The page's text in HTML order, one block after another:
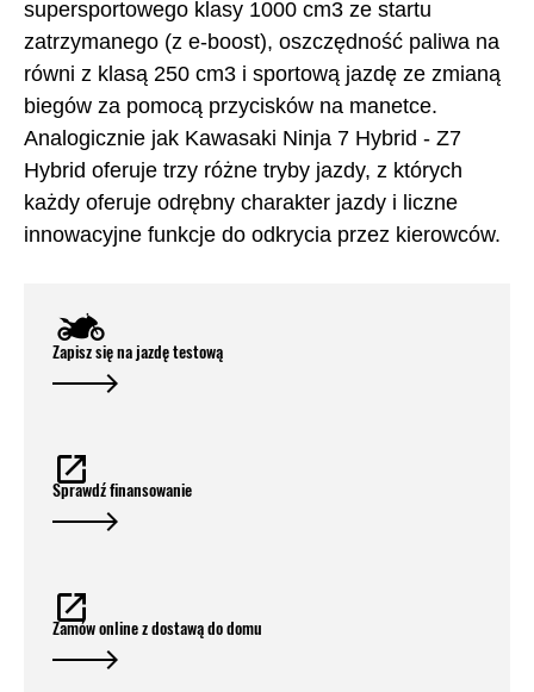
supersportowego klasy 1000 cm3 ze startu
zatrzymanego (z e-boost), oszczędność paliwa na
równi z klasą 250 cm3 i sportową jazdę ze zmianą
biegów za pomocą przycisków na manetce.
Analogicznie jak Kawasaki Ninja 7 Hybrid - Z7
Hybrid oferuje trzy różne tryby jazdy, z których
każdy oferuje odrębny charakter jazdy i liczne
innowacyjne funkcje do odkrycia przez kierowców.
Zapisz się na jazdę testową
Sprawdź finansowanie
Zamów online z dostawą do domu